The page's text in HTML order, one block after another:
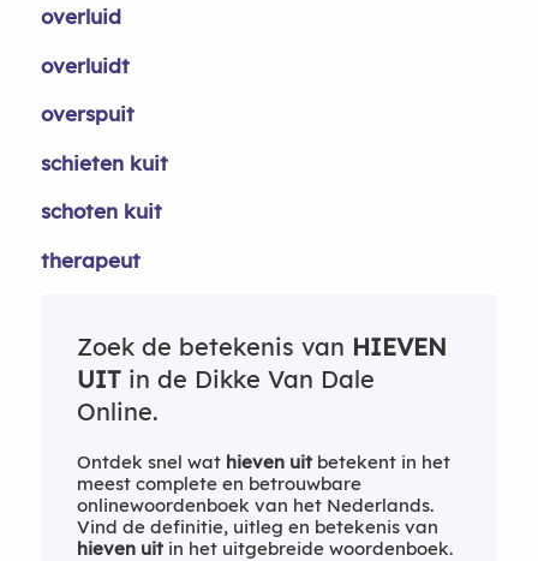
overluid
overluidt
overspuit
schieten kuit
schoten kuit
therapeut
Zoek de betekenis van HIEVEN
UITin de Dikke Van Dale
Online.
Ontdek snel wat hieven uitbetekent in het
meest complete en betrouwbare
onlinewoordenboek van het Nederlands.
Vind de definitie, uitleg en betekenis van
hieven uitin het uitgebreide woordenboek.